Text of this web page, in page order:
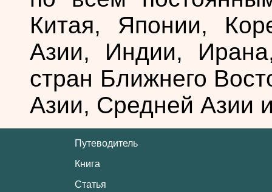
Китая, Японии,
Азии, Индии,
стран Ближнего
Азии, Средней Азии
Путеводитель
Книга
Статья